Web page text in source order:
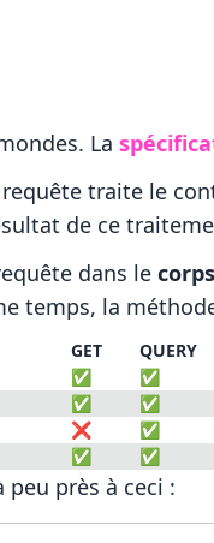
La
traite le
de ce
dans le corps
temps, la
GET QUERY
✅ ✅
✅ ✅
❌ ✅
✅ ✅
peu près à ceci :